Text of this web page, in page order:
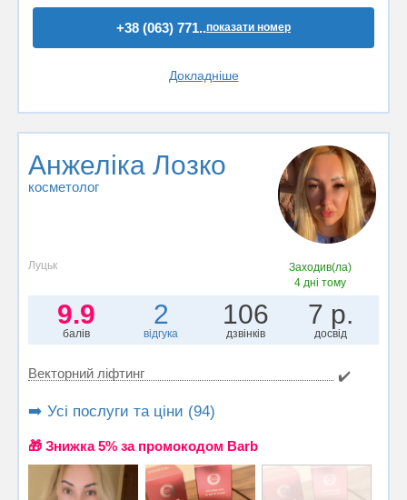
+38 (063) 771..показати номер
Докладніше
Анжеліка Лозко
косметолог
Луцьк
Заходив(ла)
4 дні тому
9.9
балів
2
відгука
106
дзвінків
7 р.
досвід
Векторний ліфтинг ✔️
➡️ Усі послуги та ціни (94)
🎁 Знижка 5% за промокодом Barb